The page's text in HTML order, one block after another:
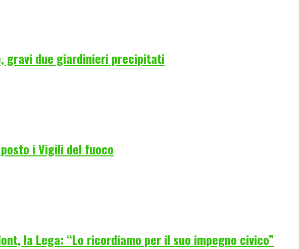
gravi due giardinieri precipitati
i Vigili del fuoco
la Lega: “Lo ricordiamo per il suo impegno civico”